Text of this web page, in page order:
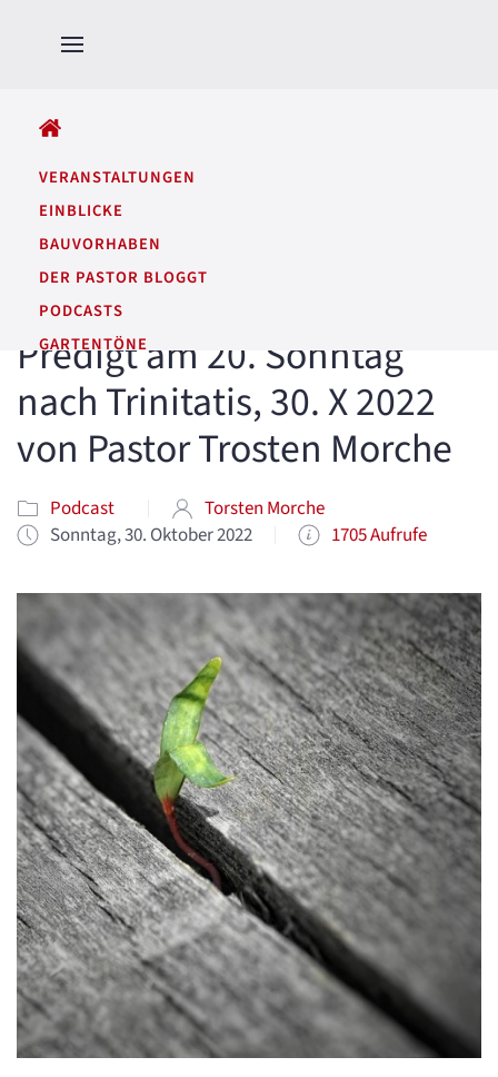
VERANSTALTUNGEN
EINBLICKE
BAUVORHABEN
DER PASTOR BLOGGT
PODCASTS
GARTENTÖNE
Predigt am 20. Sonntag
nach Trinitatis, 30. X 2022
von Pastor Trosten Morche
Podcast
Torsten Morche
Sonntag, 30. Oktober 2022
1705 Aufrufe